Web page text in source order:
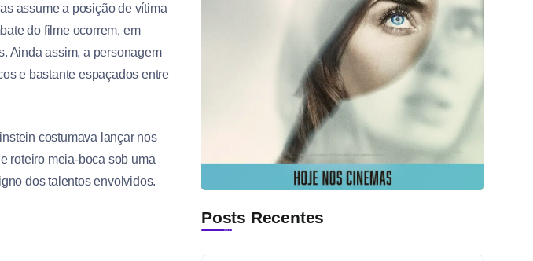
assume a posição de vítima
do filme ocorrem, em
Ainda assim, a personagem
e bastante espaçados entre
costumava lançar nos
roteiro meia-boca sob uma
dos talentos envolvidos.
Posts Recentes